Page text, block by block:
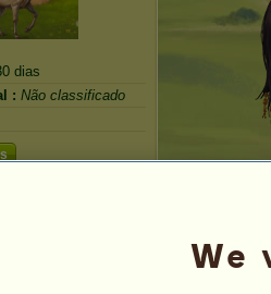
dias
: Não classificado
We